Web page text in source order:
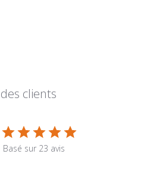
clients
Basé sur 23 avis